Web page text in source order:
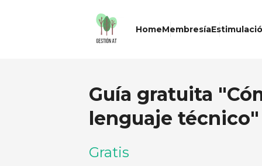
HomeMembresía
Guía gratuita
lenguaje técnico"
Gratis